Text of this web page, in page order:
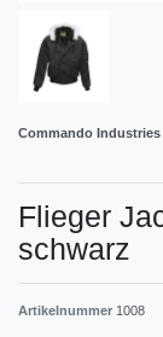
Commando Industries
Flieger
schwarz
Artikelnummer 1008